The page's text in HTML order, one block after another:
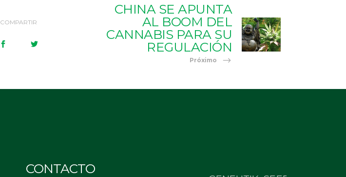
COMPARTIR
CHINA SE APUNTA
AL BOOM DEL
CANNABIS PARA SU
REGULACIÓN
Próximo
CONTACTO